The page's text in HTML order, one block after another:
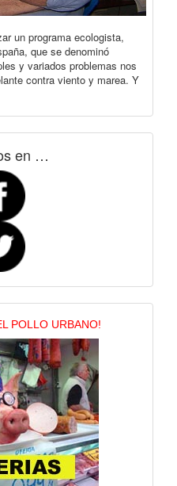
un programa ecologista,
que se denominó
y variados problemas nos
contra viento y marea. Y
en …
POLLO URBANO!